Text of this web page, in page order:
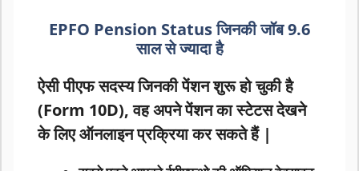
EPFO Pension Statusजिनकी जॉब 9.6
साल से ज्यादा है
ऐसी पीएफ सदस्य जिनकी पेंशन शुरू हो चुकी है
(Form 10D), वह अपने पेंशन का स्टेटस देखने
के लिए ऑनलाइन प्रक्रिया कर सकते हैं |